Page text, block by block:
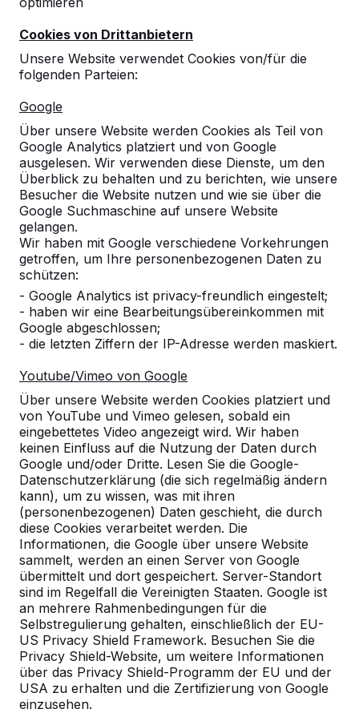
Cookies von Drittanbietern
Unsere Website verwendet Cookies von/für die
folgenden Parteien:
Google
Über unsere Website werden Cookies als Teil von
Google Analytics platziert und von Google
ausgelesen. Wir verwenden diese Dienste, um den
Überblick zu behalten und zu berichten, wie unsere
Besucher die Website nutzen und wie sie über die
Google Suchmaschine auf unsere Website
gelangen.
Wir haben mit Google verschiedene Vorkehrungen
getroffen, um Ihre personenbezogenen Daten zu
schützen:
- Google Analytics ist privacy-freundlich eingestelt;
- haben wir eine Bearbeitungsübereinkommen mit
Google abgeschlossen;
- die letzten Ziffern der IP-Adresse werden maskiert.
Youtube/Vimeo von Google
Über unsere Website werden Cookies platziert und
von YouTube und Vimeo gelesen, sobald ein
eingebettetes Video angezeigt wird. Wir haben
keinen Einfluss auf die Nutzung der Daten durch
Google und/oder Dritte. Lesen Sie die Google-
Datenschutzerklärung (die sich regelmäßig ändern
kann), um zu wissen, was mit ihren
(personenbezogenen) Daten geschieht, die durch
diese Cookies verarbeitet werden. Die
Informationen, die Google über unsere Website
sammelt, werden an einen Server von Google
übermittelt und dort gespeichert. Server-Standort
sind im Regelfall die Vereinigten Staaten. Google ist
an mehrere Rahmenbedingungen für die
Selbstregulierung gehalten, einschließlich der EU-
US Privacy Shield Framework. Besuchen Sie die
Privacy Shield-Website, um weitere Informationen
über das Privacy Shield-Programm der EU und der
USA zu erhalten und die Zertifizierung von Google
einzusehen.
Anthrazit-Beton mit
Unterplatte
reviews
€ 1.400,00
2. Produkt und folgende für€ 1.250,00per Stück,
10%sparen!
Farbe
Anzahl
Zum Angebot hinzufügen
Kostenlose Lieferung und Aufstellung in
Luxemburg.
Innerhalb von 4 Arbeitswochen geliefert.
Wie funktioniert die Lieferung?Video ansehen
Betonbank DeLuxe
Anthrazit-Beton mit
Unterplatte